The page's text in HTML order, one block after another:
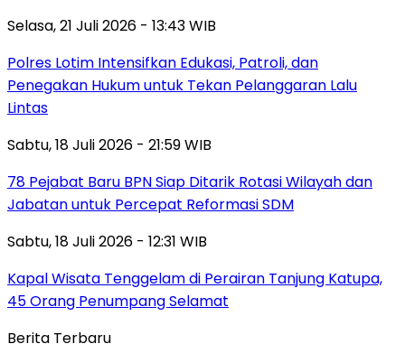
Selasa, 21 Juli 2026 - 13:43 WIB
Polres Lotim Intensifkan Edukasi, Patroli, dan
Penegakan Hukum untuk Tekan Pelanggaran Lalu
Lintas
Sabtu, 18 Juli 2026 - 21:59 WIB
78 Pejabat Baru BPN Siap Ditarik Rotasi Wilayah dan
Jabatan untuk Percepat Reformasi SDM
Sabtu, 18 Juli 2026 - 12:31 WIB
Kapal Wisata Tenggelam di Perairan Tanjung Katupa,
45 Orang Penumpang Selamat
Berita Terbaru